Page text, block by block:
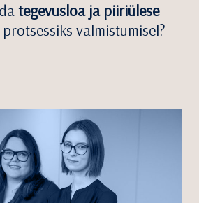
tegevusloa ja piiriülese
protsessiks valmistumisel?